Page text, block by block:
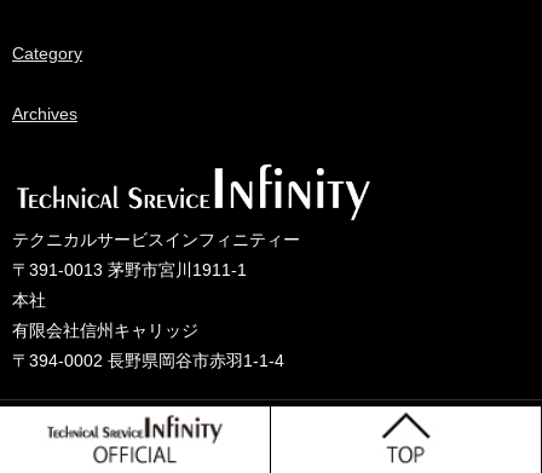
2026年2月
2025年11月
2025年9月
2025年7月
2025年6月
2025年4月
ORC
other
PLUS ONEオイル
TONE工具
Category
Archives
テクニカルサービスインフィニティー
〒391-0013 茅野市宮川1911-1
本社
有限会社信州キャリッジ
〒394-0002 長野県岡谷市赤羽1-1-4
© 2025 テクニカルサービスインフィニティーのブログ